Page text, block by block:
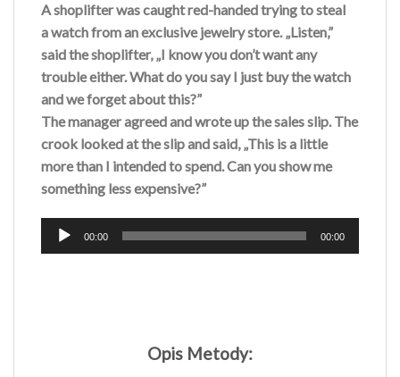
A shoplifter was caught red-handed trying to steal
a watch from an exclusive jewelry store. „Listen,”
said the shoplifter, „I know you don’t want any
trouble either. What do you say I just buy the watch
and we forget about this?”
The manager agreed and wrote up the sales slip. The
crook looked at the slip and said, „This is a little
more than I intended to spend. Can you show me
something less expensive?”
Odtwarzacz
plików
00:00 00:00
Opis Metody: